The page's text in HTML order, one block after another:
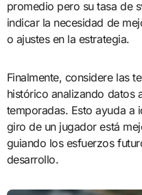
promedio pero su tasa de
indicar la necesidad de
o ajustes en la estrategia.
Finalmente, considere las
histórico analizando datos
temporadas. Esto ayuda a
giro de un jugador está
guiando los esfuerzos
desarrollo.